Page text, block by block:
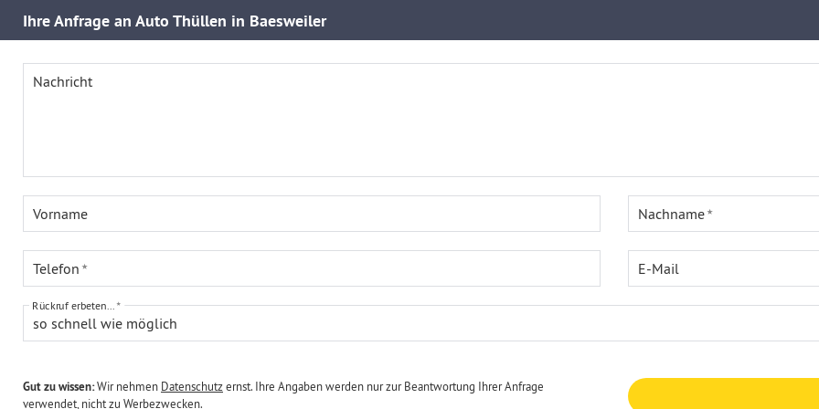
IhreAnfrage an Auto Thüllen in Baesweiler
Nachricht
Vorname Nachname
Telefon E-Mail
so schnell wie möglich
Rückruf erbeten...
Gut zu wissen:Wir nehmen Datenschutzernst. Ihre Angaben werden nur zur Beantwortung Ihrer Anfrage
verwendet, nicht zu Werbezwecken.